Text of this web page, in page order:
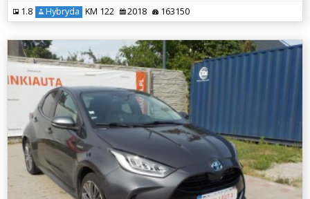
1.8 Hybryda KM 122 2018 163150